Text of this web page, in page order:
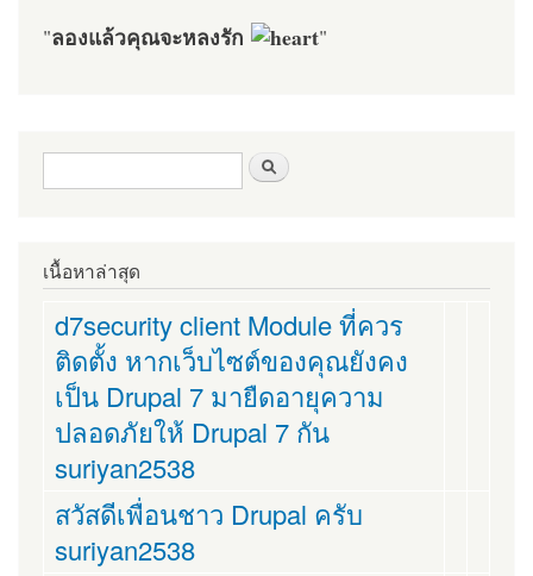
"ลองแล้วคุณจะหลงรัก "
ฟอร์มค้นหา
เนื้อหาล่าสุด
d7security client Module ที่ควร
ติดตั้ง หากเว็บไซต์ของคุณยังคง
เป็น Drupal 7 มายืดอายุความ
ปลอดภัยให้ Drupal 7 กัน
suriyan2538
สวัสดีเพื่อนชาว Drupal ครับ
suriyan2538